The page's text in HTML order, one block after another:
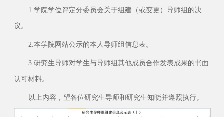
1.学院学位评定分委员会关于组建（或变更）导师组的决
议。
2.本学院网站公示的本人导师组信息表。
3.研究生导师对学生与导师组其他成员合作发表成果的书面
认可材料。
以上内容，望各位研究生导师和研究生知晓并遵照执行。